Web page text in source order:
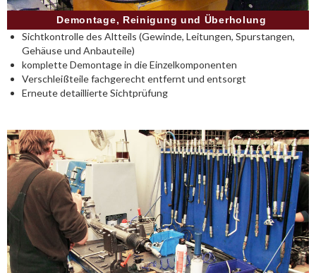
Demontage, Reinigung und Überholung
Sichtkontrolle des Altteils (Gewinde, Leitungen, Spurstangen,
Gehäuse und Anbauteile)
komplette Demontage in die Einzelkomponenten
Verschleißteile fachgerecht entfernt und entsorgt
Erneute detaillierte Sichtprüfung